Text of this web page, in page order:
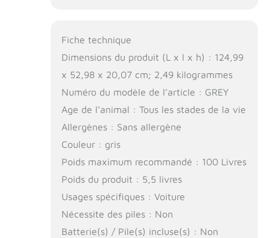
Fiche technique
Dimensions du produit (L x l x h) : 124,99
x 52,98 x 20,07 cm; 2,49 kilogrammes
Numéro du modèle de l’article : GREY
Age de l’animal : Tous les stades de la vie
Allergènes : Sans allergène
Couleur : gris
Poids maximum recommandé : 100 Livres
Poids du produit : 5,5 livres
Usages spécifiques : Voiture
Nécessite des piles : Non
Batterie(s) / Pile(s) incluse(s) : Non